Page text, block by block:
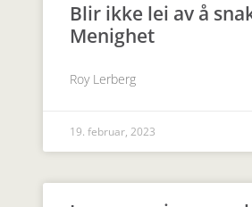
Blir ikke lei av å
Menighet
Roy Lerberg
19. februar, 2023